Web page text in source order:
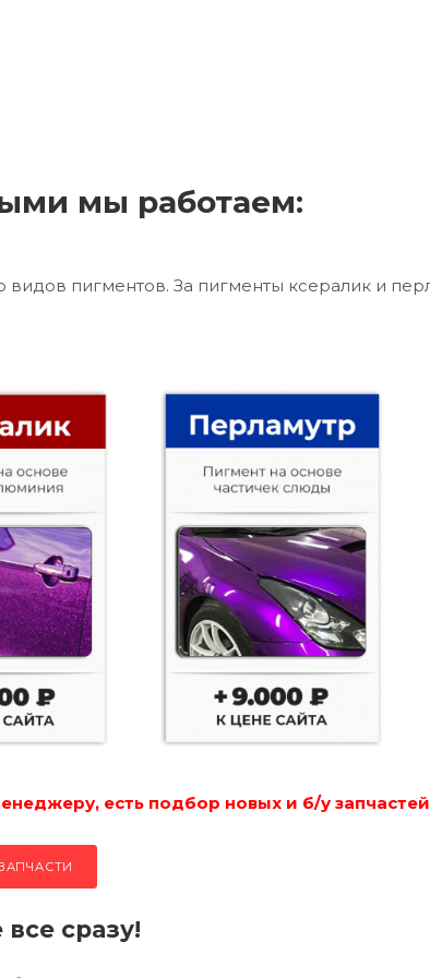
мы работаем:
пигментов. За пигменты ксералик и
есть подбор новых и б/у
сразу!